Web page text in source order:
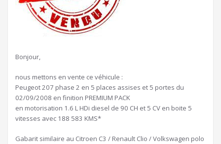
Bonjour,
nous mettons en vente ce véhicule :
Peugeot 207 phase 2 en 5 places assises et 5 portes du
02/09/2008 en finition PREMIUM PACK
en motorisation 1.6 L HDi diesel de 90 CH et 5 CV en boite 5
vitesses avec 188 583 KMS*
Gabarit similaire au Citroen C3 / Renault Clio / Volkswagen polo